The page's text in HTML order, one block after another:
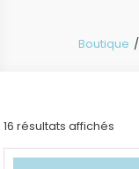
Boutique
16 résultats affichés
par